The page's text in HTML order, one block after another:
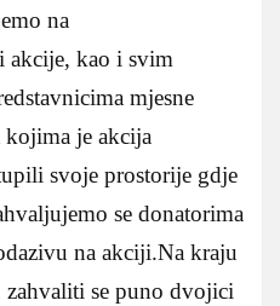
na
akcije, kao i svim
mjesne
je akcija
svoje prostorije gdje
se donatorima
na akciji.Na kraju
se puno dvojici